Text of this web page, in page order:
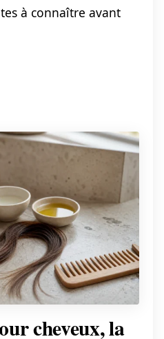
à connaître avant
cheveux, la